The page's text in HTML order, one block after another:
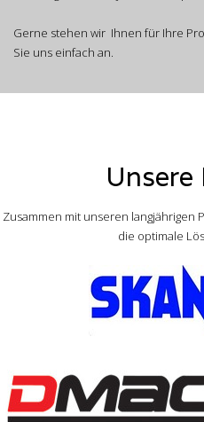
Gerne stehen wir Ihnen für Ihre
Sie uns einfach an.
Unsere
Zusammen mit unseren langjährigen
die optimale